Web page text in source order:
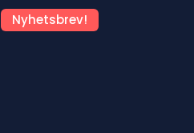
Nyhetsbrev!